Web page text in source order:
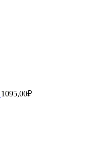
1095,00₽